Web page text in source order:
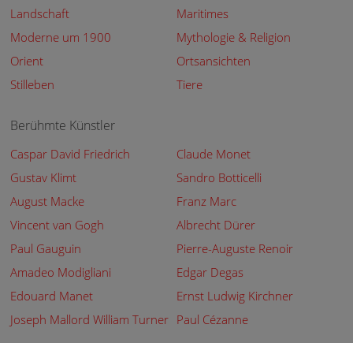
Landschaft
Maritimes
Moderne um 1900
Mythologie & Religion
Orient
Ortsansichten
Stilleben
Tiere
Berühmte Künstler
Caspar David Friedrich
Claude Monet
Gustav Klimt
Sandro Botticelli
August Macke
Franz Marc
Vincent van Gogh
Albrecht Dürer
Paul Gauguin
Pierre-Auguste Renoir
Amadeo Modigliani
Edgar Degas
Edouard Manet
Ernst Ludwig Kirchner
Joseph Mallord William Turner Paul Cézanne